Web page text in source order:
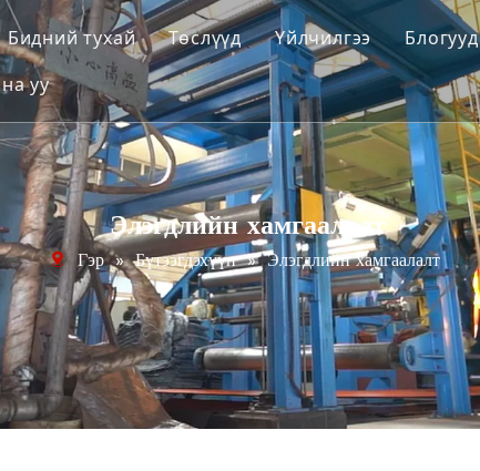
системүүд
засах материал
үйлчилгээний хэрэгсэл
засварлах материал
Systems
Бидний тухай
Компанийн танилцуулга
Видео
Татаж авах
Төслүүд Үйлчилгээ
Блогууд
уу
Элэгдлийн хамгаалалт
Гэр » Бүтээгдэхүүн » Элэгдлийн хамгаалалт